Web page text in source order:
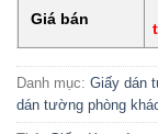
Giá bán
Danh mục: Giấy dán
dán tường phòng